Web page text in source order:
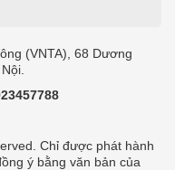
(VNTA), 68 Dương
Chỉ được phát hành
ý bằng văn bản của